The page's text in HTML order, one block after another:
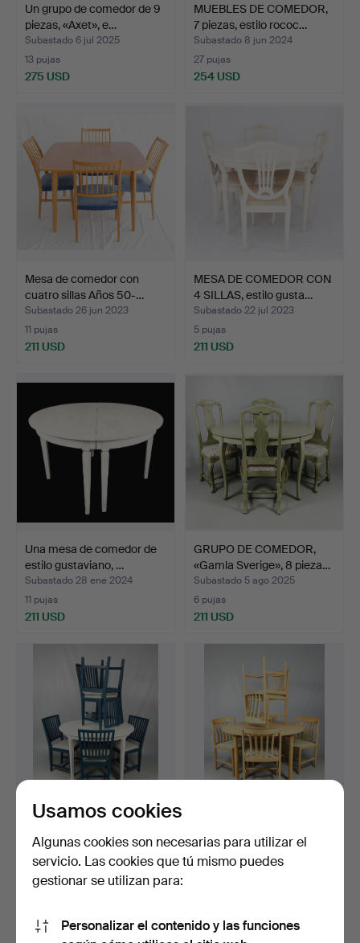
Un grupo de comedor de 9
piezas, «Axet», e…
Subastado 6 jul 2025
13 pujas
275 USD
MUEBLES DE COMEDOR,
7 piezas, estilo rococ…
Subastado 8 jun 2024
27 pujas
254 USD
Mesa de comedor con
cuatro sillas Años 50-…
Subastado 26 jun 2023
11 pujas
211 USD
MESA DE COMEDOR CON
4 SILLAS, estilo gusta…
Subastado 22 jul 2023
5 pujas
211 USD
Una mesa de comedor de
estilo gustaviano, …
Subastado 28 ene 2024
11 pujas
211 USD
GRUPO DE COMEDOR,
«Gamla Sverige», 8 pieza…
Subastado 5 ago 2025
6 pujas
211 USD
CARL MALMSTEN.
CONJUNTO DE
COMEDOR, 9 piez…
Subastado 30 jun 2026
6 pujas
169 USD
9 piezas, Skarabo…
Subastado 30 ago 2025
1 puja
Usamos cookies
Algunas cookies son necesarias para utilizar el
servicio. Las cookies que tú mismo puedes
gestionar se utilizan para:
Personalizar el contenido y las funciones